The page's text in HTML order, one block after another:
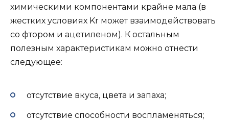
химическими компонентами крайне мала (в
жестких условиях Kr может взаимодействовать
со фтором и ацетиленом). К остальным
полезным характеристикам можно отнести
следующее:
отсутствие вкуса, цвета и запаха;
отсутствие способности воспламеняться;